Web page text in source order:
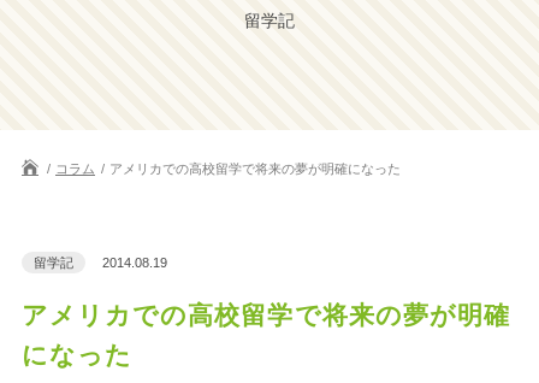
留学記
コラム アメリカでの高校留学で将来の夢が明確になった
留学記 2014.08.19
アメリカでの高校留学で将来の夢が明確
になった